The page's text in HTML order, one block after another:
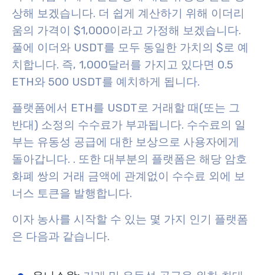
상해 보겠습니다. 더 쉽게 계산하기 위해 이더리
움의 가격이 $1,000이라고 가정해 보겠습니다.
풀에 이더와 USDT를 모두 동일한 가치의 $로 예
치합니다. 즉, 1,000달러를 가지고 있다면 0.5
ETH와 500 USDT를 예치하게 됩니다.
플랫폼에서 ETH를 USDT로 거래할 때(또는 그
반대) 소정의 수수료가 부과됩니다. 수수료의 일
부는 유동성 공급에 대한 보상으로 사용자에게
돌아갑니다. . 또한 대부분의 플랫폼은 해당 암호
화폐 쌍의 거래 금액에 관계없이 수수료 외에 보
너스 토큰을 발행합니다.
이자 농사를 시작할 수 있는 몇 가지 인기 플랫폼
은 다음과 같습니다.